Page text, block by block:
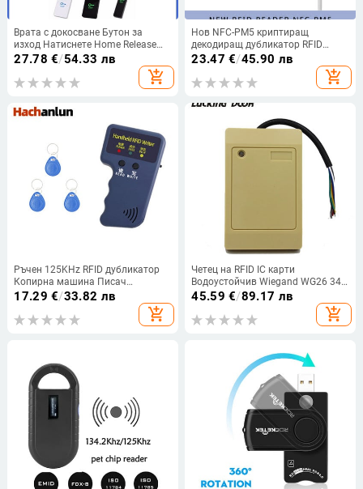
Врата с докосване Бутон за
изход Натиснете Home Release
Превключвател Панел за
контрол на достъпа LED светлина
27.78 €/54.33 лв
add_shopping_cart
Нов NFC-PM5 криптиращ
декодиращ дубликатор RFID
четец на карти за контрол на
достъпа S50 UID Smart Chip Tag
Writer ICID честотен копир
23.47 €/45.90 лв
add_shopping_cart
Ръчен 125KHz RFID дубликатор
Копирна машина Писач
Програматор Четец Ключове
Карти Костюми RFID Writer
Копирна машина Четци
17.29 €/33.82 лв
add_shopping_cart
Четец на RFID IC карти
Водоустойчив Wiegand WG26 34
125Khz 13.56Mhz Четец за
близост за система за контрол
на достъпа
45.59 €/89.17 лв
add_shopping_cart